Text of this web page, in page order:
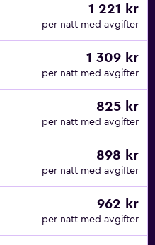
1 221 kr
per natt med avgifter
1 309 kr
per natt med avgifter
825 kr
per natt med avgifter
898 kr
per natt med avgifter
962 kr
per natt med avgifter